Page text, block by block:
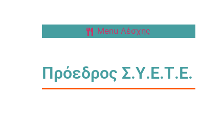
Menu Λέσχης
Πρόεδρος Σ.Υ.Ε.Τ.Ε.